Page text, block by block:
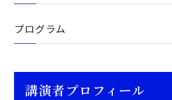
プログラム
講演者プロフィール